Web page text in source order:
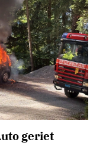
geriet